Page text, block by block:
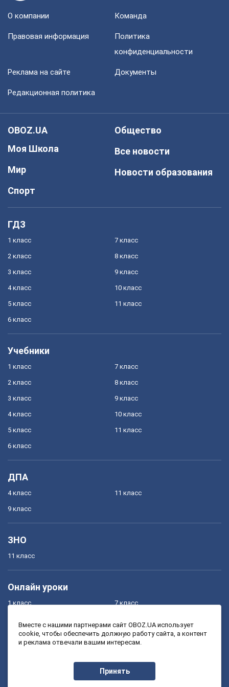
О компании Команда
Правовая информация
Политика
конфиденциальности
Реклама на сайте Документы
Редакционная политика
OBOZ.UA
Моя Школа
Мир
Спорт
Общество
Все новости
Новости образования
ГДЗ
1 класс
2 класс
3 класс
4 класс
5 класс
6 класс
7 класс
8 класс
9 класс
10 класс
11 класс
Учебники
1 класс
2 класс
3 класс
4 класс
5 класс
6 класс
7 класс
8 класс
9 класс
10 класс
11 класс
ДПА
4 класс
9 класс
11 класс
ЗНО
11 класс
Онлайн уроки
1 класс
3 класс
7 класс
9 класс
Вместе с нашими партнерами сайт OBOZ.UA использует
cookie, чтобы обеспечить должную работу сайта, а контент
и реклама отвечали вашим интересам.
Принять